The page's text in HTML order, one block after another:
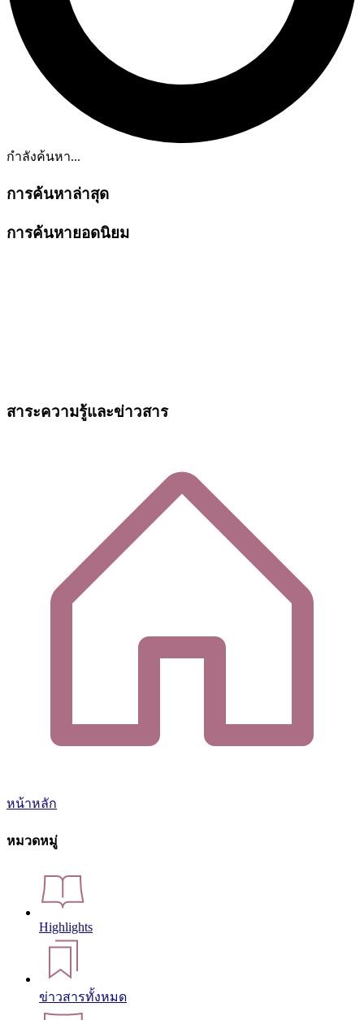
กำลังค้นหา...
การค้นหาล่าสุด
การค้นหายอดนิยม
สาระความรู้และข่าวสาร
หน้าหลัก
หมวดหมู่
Highlights
ข่าวสารทั้งหมด